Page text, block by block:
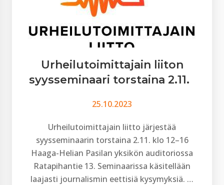
Urheilutoimittajain liiton
syysseminaari torstaina 2.11.
25.10.2023
Urheilutoimittajain liitto järjestää
syysseminaarin torstaina 2.11. klo 12–16
Haaga-Helian Pasilan yksikön auditoriossa
Ratapihantie 13. Seminaarissa käsitellään
laajasti journalismin eettisiä kysymyksiä. …